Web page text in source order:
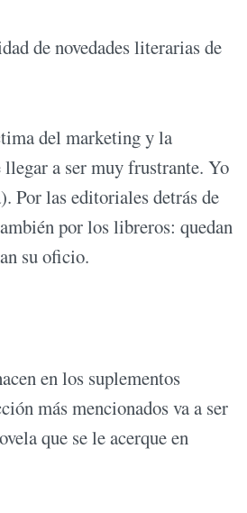
de novedades literarias de
del marketing y la
a ser muy frustrante. Yo
Por las editoriales detrás de
por los libreros: quedan
su oficio.
en los suplementos
más mencionados va a ser
que se le acerque en